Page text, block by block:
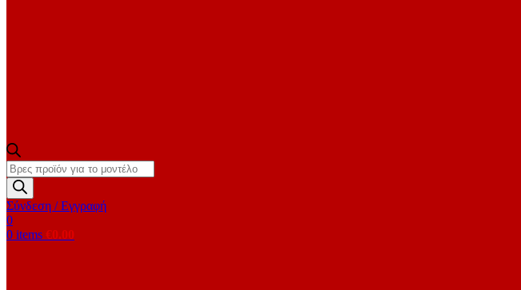
Products
search
Σύνδεση / Εγγραφή
0
0 items €0.00